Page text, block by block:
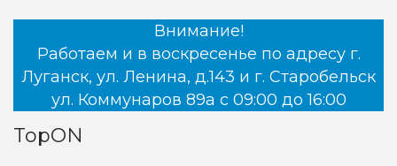
Внимание!
Работаем и в воскресенье по адресу г.
Луганск, ул. Ленина, д.143 и г. Старобельск
ул. Коммунаров 89а с 09:00 до 16:00
TopON